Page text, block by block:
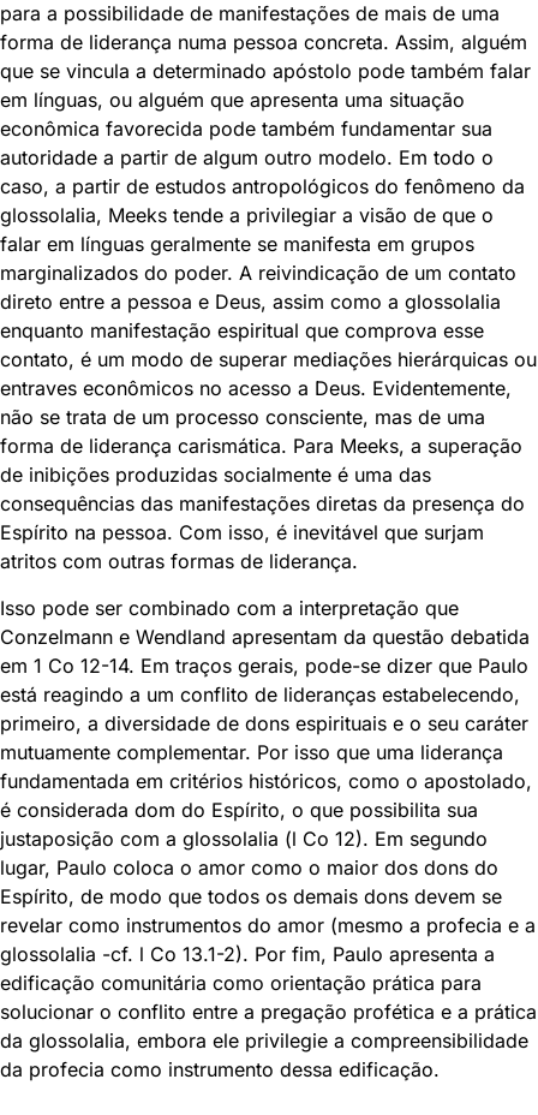
para a possibilidade de manifestações de mais de uma
forma de liderança numa pessoa concreta. Assim, alguém
que se vincula a determinado apóstolo pode também falar
em línguas, ou alguém que apresenta uma situação
econômica favorecida pode também fundamentar sua
autoridade a partir de algum outro modelo. Em todo o
caso, a partir de estudos antropológicos do fenômeno da
glossolalia, Meeks tende a privilegiar a visão de que o
falar em línguas geralmente se manifesta em grupos
marginalizados do poder. A reivindicação de um contato
direto entre a pessoa e Deus, assim como a glossolalia
enquanto manifestação espiritual que comprova esse
contato, é um modo de superar mediações hierárquicas ou
entraves econômicos no acesso a Deus. Evidentemente,
não se trata de um processo consciente, mas de uma
forma de liderança carismática. Para Meeks, a superação
de inibições produzidas socialmente é uma das
consequências das manifestações diretas da presença do
Espírito na pessoa. Com isso, é inevitável que surjam
atritos com outras formas de liderança.
Isso pode ser combinado com a interpretação que
Conzelmann e Wendland apresentam da questão debatida
em 1 Co 12-14. Em traços gerais, pode-se dizer que Paulo
está reagindo a um conflito de lideranças estabelecendo,
primeiro, a diversidade de dons espirituais e o seu caráter
mutuamente complementar. Por isso que uma liderança
fundamentada em critérios históricos, como o apostolado,
é considerada dom do Espírito, o que possibilita sua
justaposição com a glossolalia (l Co 12). Em segundo
lugar, Paulo coloca o amor como o maior dos dons do
Espírito, de modo que todos os demais dons devem se
revelar como instrumentos do amor (mesmo a profecia e a
glossolalia -cf. l Co 13.1-2). Por fim, Paulo apresenta a
edificação comunitária como orientação prática para
solucionar o conflito entre a pregação profética e a prática
da glossolalia, embora ele privilegie a compreensibilidade
da profecia como instrumento dessa edificação.